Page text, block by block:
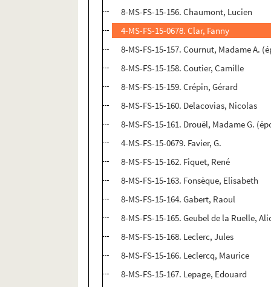
8-MS-FS-15-156. Chaumont, Lucien
4-MS-FS-15-0678. Clar, Fanny
8-MS-FS-15-157. Cournut, Madame A.
8-MS-FS-15-158. Coutier, Camille
8-MS-FS-15-159. Crépin, Gérard
8-MS-FS-15-160. Delacovias, Nicolas
8-MS-FS-15-161. Drouël, Madame G.
4-MS-FS-15-0679. Favier, G.
8-MS-FS-15-162. Fiquet, René
8-MS-FS-15-163. Fonsèque, Elisabeth
8-MS-FS-15-164. Gabert, Raoul
8-MS-FS-15-165. Geubel de la Ruelle,
8-MS-FS-15-168. Leclerc, Jules
8-MS-FS-15-166. Leclercq, Maurice
8-MS-FS-15-167. Lepage, Edouard